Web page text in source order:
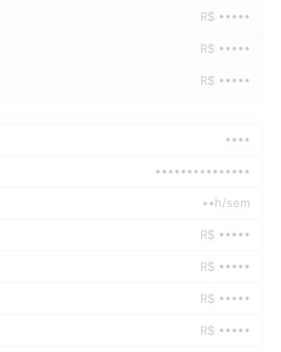
R$ •••••
R$ •••••
R$ •••••
••••
•••••••••••••••
••h/sem
R$ •••••
R$ •••••
R$ •••••
R$ •••••